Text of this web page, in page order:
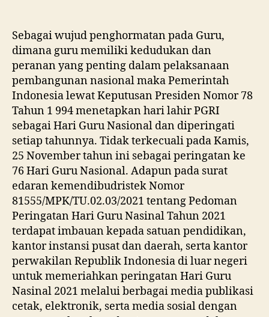
Sebagai wujud penghormatan pada Guru,
dimana guru memiliki kedudukan dan
peranan yang penting dalam pelaksanaan
pembangunan nasional maka Pemerintah
Indonesia lewat Keputusan Presiden Nomor 78
Tahun 1 994 menetapkan hari lahir PGRI
sebagai Hari Guru Nasional dan diperingati
setiap tahunnya. Tidak terkecuali pada Kamis,
25 November tahun ini sebagai peringatan ke
76 Hari Guru Nasional. Adapun pada surat
edaran kemendibudristek Nomor
81555/MPK/TU.02.03/2021 tentang Pedoman
Peringatan Hari Guru Nasinal Tahun 2021
terdapat imbauan kepada satuan pendidikan,
kantor instansi pusat dan daerah, serta kantor
perwakilan Republik Indonesia di luar negeri
untuk memeriahkan peringatan Hari Guru
Nasinal 2021 melalui berbagai media publikasi
cetak, elektronik, serta media sosial dengan